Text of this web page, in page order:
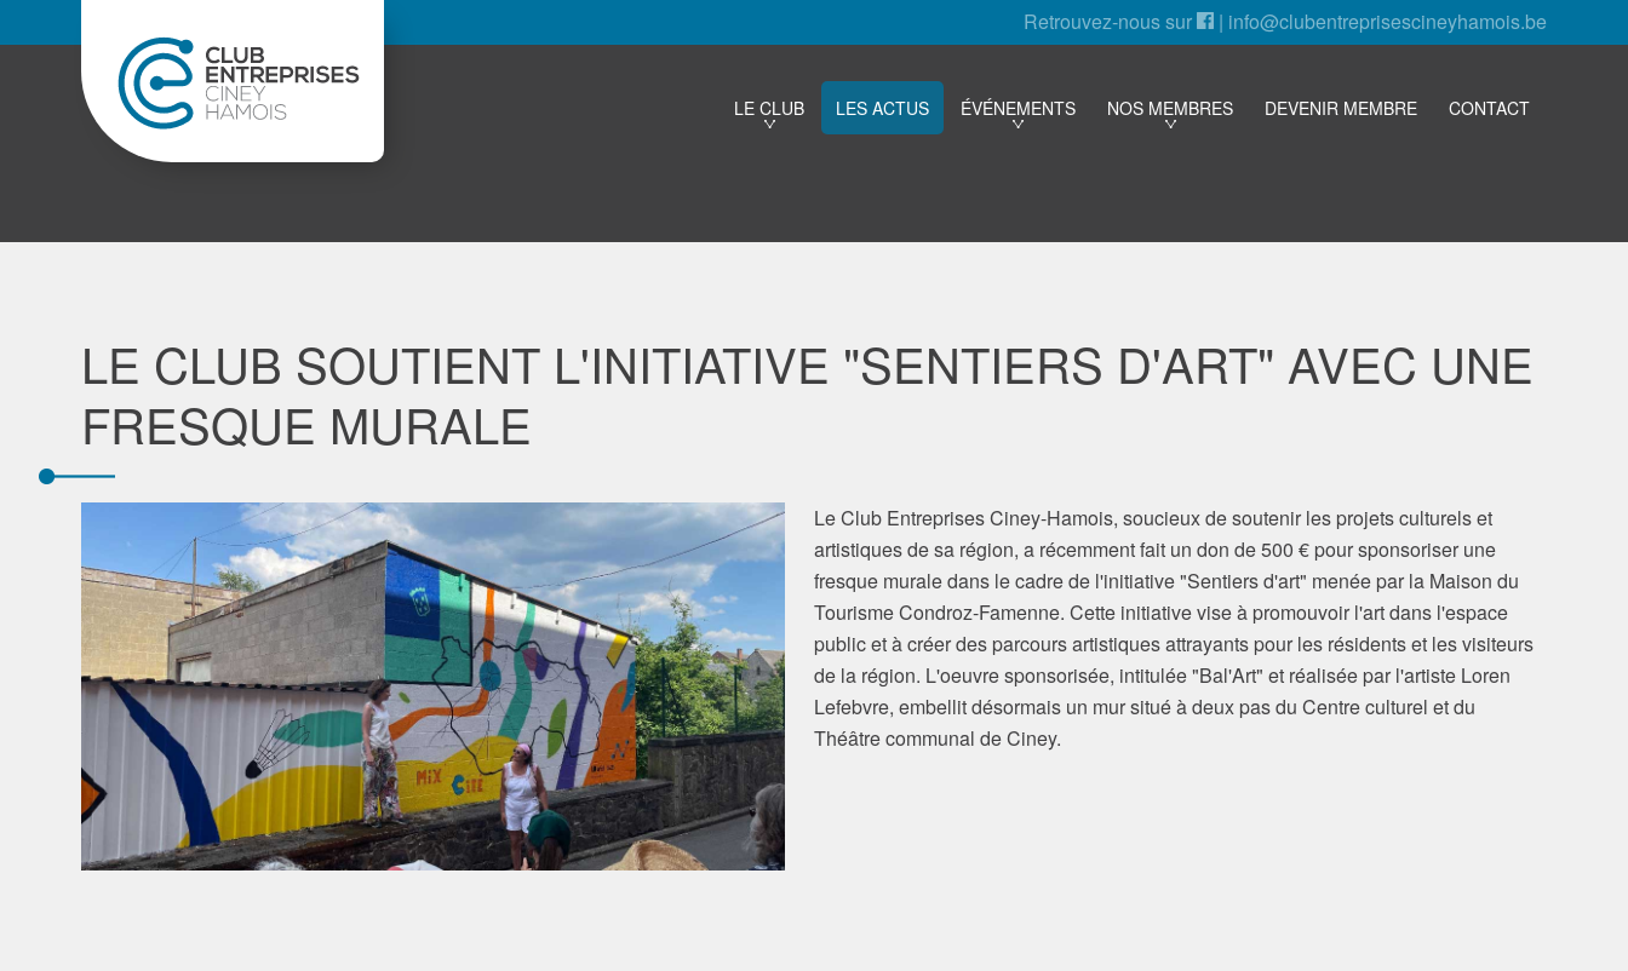
Retrouvez-nous sur | info@clubentreprisescineyhamois.be
LE CLUB LES ACTUS ÉVÉNEMENTS NOS MEMBRES DEVENIR MEMBRE CONTACT
LE CLUB SOUTIENT L'INITIATIVE "SENTIERS D'ART" AVEC UNE
FRESQUE MURALE
Le Club Entreprises Ciney-Hamois, soucieux de soutenir les projets culturels et
artistiques de sa région, a récemment fait un don de 500 € pour sponsoriser une
fresque murale dans le cadre de l'initiative "Sentiers d'art" menée par la Maison du
Tourisme Condroz-Famenne. Cette initiative vise à promouvoir l'art dans l'espace
public et à créer des parcours artistiques attrayants pour les résidents et les visiteurs
de la région. L'oeuvre sponsorisée, intitulée "Bal'Art" et réalisée par l'artiste Loren
Lefebvre, embellit désormais un mur situé à deux pas du Centre culturel et du
Théâtre communal de Ciney.